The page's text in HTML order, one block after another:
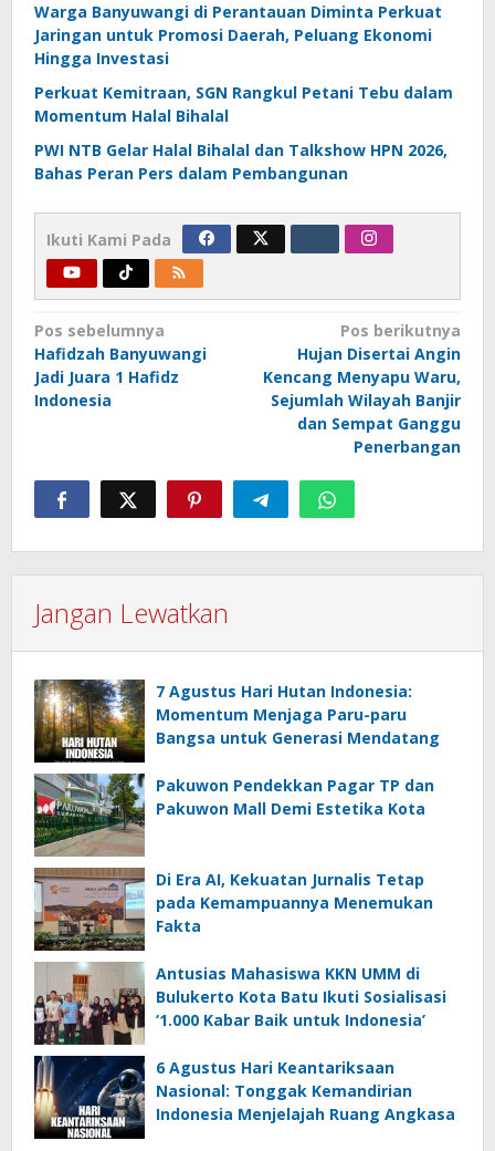
Warga Banyuwangi di Perantauan Diminta Perkuat
Jaringan untuk Promosi Daerah, Peluang Ekonomi
Hingga Investasi
Perkuat Kemitraan, SGN Rangkul Petani Tebu dalam
Momentum Halal Bihalal
PWI NTB Gelar Halal Bihalal dan Talkshow HPN 2026,
Bahas Peran Pers dalam Pembangunan
Ikuti Kami Pada
Navigasi
pos
Pos sebelumnya
Hafidzah Banyuwangi
Jadi Juara 1 Hafidz
Indonesia
Pos berikutnya
Hujan Disertai Angin
Kencang Menyapu Waru,
Sejumlah Wilayah Banjir
dan Sempat Ganggu
Penerbangan
Jangan Lewatkan
7 Agustus Hari Hutan Indonesia:
Momentum Menjaga Paru-paru
Bangsa untuk Generasi Mendatang
Pakuwon Pendekkan Pagar TP dan
Pakuwon Mall Demi Estetika Kota
Di Era AI, Kekuatan Jurnalis Tetap
pada Kemampuannya Menemukan
Fakta
Antusias Mahasiswa KKN UMM di
Bulukerto Kota Batu Ikuti Sosialisasi
‘1.000 Kabar Baik untuk Indonesia’
6 Agustus Hari Keantariksaan
Nasional: Tonggak Kemandirian
Indonesia Menjelajah Ruang Angkasa